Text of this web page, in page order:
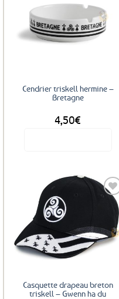
Ajouter
aux
Cendrier triskell hermine –
Bretagne
4,50€
Ajouter
aux
favoris
Casquette drapeau breton
triskell – Gwenn ha du